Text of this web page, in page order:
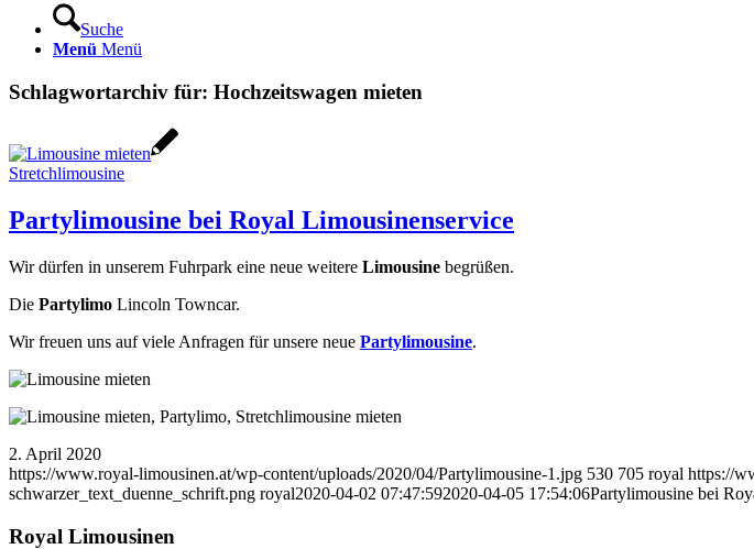
Suche
Menü Menü
Schlagwortarchiv für: Hochzeitswagen mieten
Stretchlimousine
Partylimousine bei Royal Limousinenservice
Wir dürfen in unserem Fuhrpark eine neue weitere Limousine begrüßen.
Die Partylimo Lincoln Towncar.
Wir freuen uns auf viele Anfragen für unsere neue Partylimousine.
2. April 2020
https://www.royal-limousinen.at/wp-content/uploads/2020/04/Partylimousine-1.jpg 530 705 royal https://
schwarzer_text_duenne_schrift.png royal2020-04-02 07:47:592020-04-05 17:54:06Partylimousine bei
Royal Limousinen